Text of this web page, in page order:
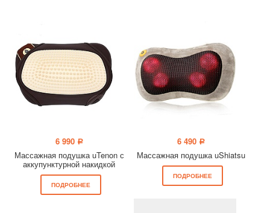
6 990 a
Массажная подушка uTenon с
аккупунктурной накидкой
ПОДРОБНЕЕ
6 490 a
Массажная подушка uShiatsu
ПОДРОБНЕЕ